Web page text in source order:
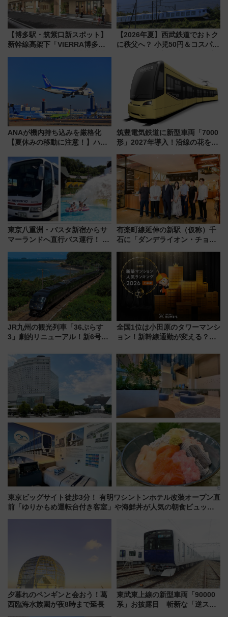
【博多駅・筑紫口新スポット】
新幹線高架下「VIERRA博多テ
通り」も一新
【2026年夏】西武鉄道でおトク
に秩父へ？ 小児50円＆コスパ最
族旅行！ 深夜の正丸トンネル探
検や特急ラビューも
ANAが機内持ち込みを厳格化
【夏休みの移動に注意！】ハン
「身の回り品」新サイズ制限
(40×30×20cm)おさらい
筑豊電気鉄道に新型車両「7000
形」2027年導入！沿線の花をイ
内は落ち着いたゆとりある空間
に
東京八重洲・バスタ新宿からサ
マーランドへ直行バス運行！ お
推し活を楽しもう！（2026年
8/1～31）
有楽町線延伸の新駅（仮称）千
石に「ダンデライオン・チョコ
1億円出資で挑む新時代のまちづ
くりとは？
JR九州の観光列車「36ぷらす
3」劇的リニューアル！新6号車
別 “プレミアムランチ”導入･ル
ートや価格など解説
全国1位は小田原のタワーマンシ
ョン！新幹線通勤が変える？
【新築マンション人気ランキン
グ】
東京ビッグサイト徒歩3分！ 有明ワシントンホテル改装オープン直
前「ゆりかもめ運転台付き客室」や海鮮丼が人気の朝食ビュッフ
夕暮れのペンギンと会おう！葛
西臨海水族園が夜8時まで延長
東武東上線の新型車両「90000
系」お披露目 斬新な「逆スラ